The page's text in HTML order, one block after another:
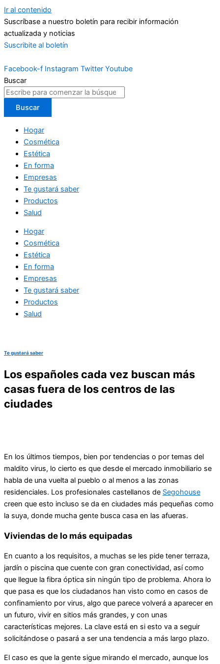
Ir al contenido
Suscríbase a nuestro boletín para recibir información
actualizada y noticias
Suscribite al boletín
Facebook-f Instagram Twitter Youtube
Buscar
Buscar
Hogar
Cosmética
Estética
En forma
Empresas
Te gustará saber
Productos
Salud
Hogar
Cosmética
Estética
En forma
Empresas
Te gustará saber
Productos
Salud
Te gustará saber
Los españoles cada vez buscan más
casas fuera de los centros de las
ciudades
En los últimos tiempos, bien por tendencias o por temas del
maldito virus, lo cierto es que desde el mercado inmobiliario se
habla de una vuelta al pueblo o al menos a las zonas
residenciales. Los profesionales castellanos de Segohouse
creen que esto incluso se da en ciudades más pequeñas como
la suya, donde mucha gente busca casa en las afueras.
Viviendas de lo más equipadas
En cuanto a los requisitos, a muchas se les pide tener terraza,
jardín o piscina que cuente con gran conectividad, así como
que llegue la fibra óptica sin ningún tipo de problema. Ahora lo
que pasa es que los ciudadanos han visto como en casos de
confinamiento por virus, algo que parece volverá a aparecer en
un futuro, vivir en sitios más grandes, y con unas
características mejores. La clave está en si esto va a seguir
solicitándose o pasará a ser una tendencia a más largo plazo.
El caso es que la gente sigue mirando el mercado, aunque los